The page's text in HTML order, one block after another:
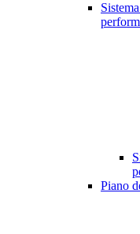
Piano